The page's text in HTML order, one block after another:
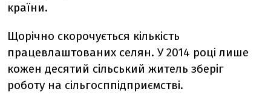
країни.
Щорічно скорочується кількість
працевлаштованих селян. У 2014 році лише
кожен десятий сільський житель зберіг
роботу на сільгосппідприємстві.